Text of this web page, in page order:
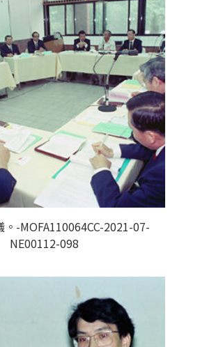
-MOFA110064CC-2021-07-
NE00112-098